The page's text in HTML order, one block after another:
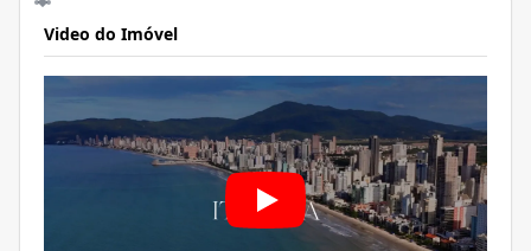
Video do Imóvel